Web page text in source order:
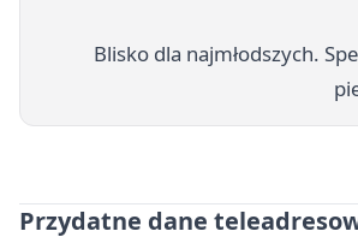
Blisko dla najmłodszych.
Przydatne dane